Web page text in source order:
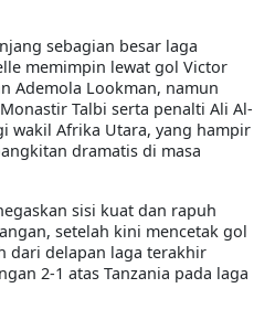
sebagian besar laga
memimpin lewat gol Victor
Ademola Lookman, namun
Talbi serta penalti Ali Al-
wakil Afrika Utara, yang hampir
dramatis di masa
sisi kuat dan rapuh
setelah kini mencetak gol
dari delapan laga terakhir
2-1 atas Tanzania pada laga